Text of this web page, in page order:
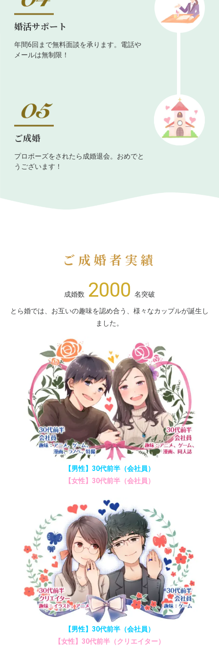
婚活サポート
年間6回まで無料面談を承ります。電話や
メールは無制限！
ご成婚
プロポーズをされたら成婚退会。おめでと
うございます！
ご成婚者実績
成婚数 2000 名突破
とら婚では、お互いの趣味を認め合う、様々なカップルが誕生し
ました。
【男性】30代前半（会社員）
【女性】30代前半（会社員）
【男性】30代前半（会社員）
【女性】30代前半（クリエイター）